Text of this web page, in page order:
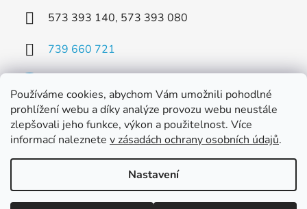
Používáme cookies, abychom Vám umožnili pohodlné
prohlížení webu a díky analýze provozu webu neustále
zlepšovali jeho funkce, výkon a použitelnost. Více
informací naleznete v zásadách ochrany osobních údajů.
Nastavení
573 393 140, 573 393 080
739 660 721
Facebook